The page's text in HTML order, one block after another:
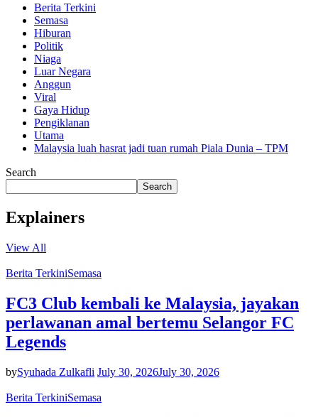
Berita Terkini
Semasa
Hiburan
Politik
Niaga
Luar Negara
Anggun
Viral
Gaya Hidup
Pengiklanan
Utama
Malaysia luah hasrat jadi tuan rumah Piala Dunia – TPM
Search
Search
Explainers
View All
Berita TerkiniSemasa
FC3 Club kembali ke Malaysia, jayakan
perlawanan amal bertemu Selangor FC
Legends
bySyuhada Zulkafli July 30, 2026July 30, 2026
Berita TerkiniSemasa